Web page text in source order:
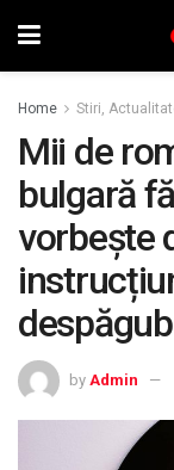
Home Stiri,
Mii de
bulgară
vorbește
by Admin